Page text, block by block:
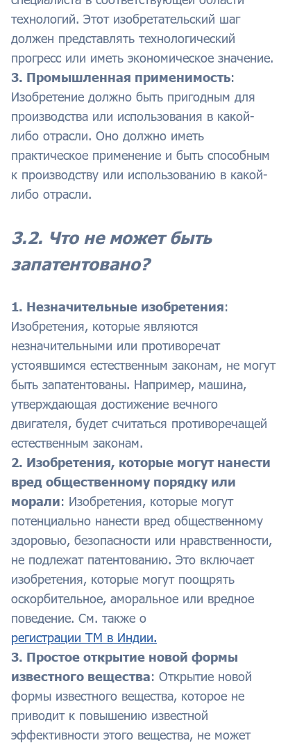
технологий. Этот изобретательский шаг
должен представлять технологический
прогресс или иметь экономическое значение.
3. Промышленная применимость:
Изобретение должно быть пригодным для
производства или использования в какой-
либо отрасли. Оно должно иметь
практическое применение и быть способным
к производству или использованию в какой-
либо отрасли.
3.2. Что не может быть
запатентовано?
1. Незначительные изобретения:
Изобретения, которые являются
незначительными или противоречат
устоявшимся естественным законам, не могут
быть запатентованы. Например, машина,
утверждающая достижение вечного
двигателя, будет считаться противоречащей
естественным законам.
2. Изобретения, которые могут нанести
вред общественному порядку или
морали: Изобретения, которые могут
потенциально нанести вред общественному
здоровью, безопасности или нравственности,
не подлежат патентованию. Это включает
изобретения, которые могут поощрять
оскорбительное, аморальное или вредное
поведение. См. также о
регистрации ТМ в Индии.
3. Простое открытие новой формы
известного вещества: Открытие новой
формы известного вещества, которое не
приводит к повышению известной
эффективности этого вещества, не может